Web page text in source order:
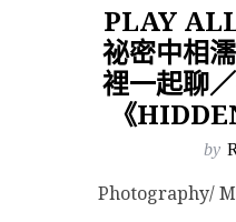
PLAY
祕密中相
裡一起聊
《
by